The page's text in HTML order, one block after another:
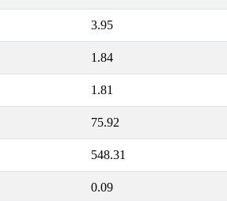
3.95
1.84
1.81
75.92
548.31
0.09